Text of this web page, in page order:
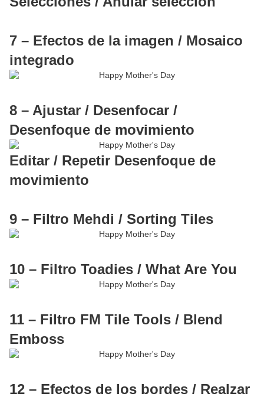
7 – Efectos de la imagen / Mosaico
integrado
8 – Ajustar / Desenfocar /
Desenfoque de movimiento
Editar / Repetir Desenfoque de
movimiento
9 – Filtro Mehdi / Sorting Tiles
10 – Filtro Toadies / What Are You
11 – Filtro FM Tile Tools / Blend
Emboss
12 – Efectos de los bordes / Realzar